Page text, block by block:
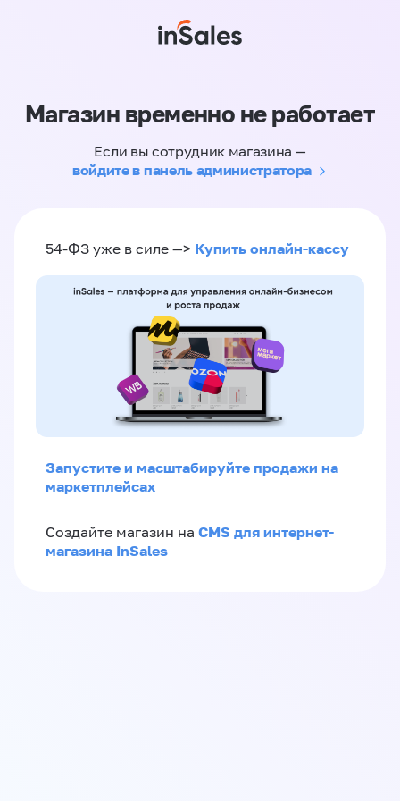
Магазин временно не работает
Если вы сотрудник магазина —
войдите в панель администратора
54-ФЗ уже в силе —> Купить онлайн-кассу
Запустите и масштабируйте продажи на
маркетплейсах
Создайте магазин на CMS для интернет-
магазина InSales